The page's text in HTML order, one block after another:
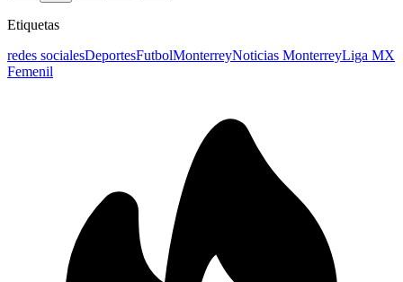
Etiquetas
redes socialesDeportesFutbolMonterreyNoticias MonterreyLiga MX
Femenil